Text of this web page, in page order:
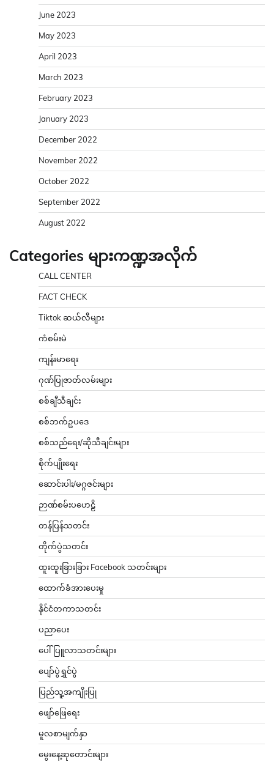
June 2023
May 2023
April 2023
March 2023
February 2023
January 2023
December 2022
November 2022
October 2022
September 2022
August 2022
Categories များကဏ္ဍအလိုက်
CALL CENTER
FACT CHECK
Tiktok ဆယ်လီများ
ကံစမ်းမဲ
ကျန်းမာရေး
ဂုဏ်ပြုဇာတ်လမ်းများ
စစ်ချီသီချင်း
စစ်ဘက်ဥပဒေ
စစ်သည်ရေး/ဆိုသီချင်းများ
စိုက်ပျိုးရေး
ဆောင်းပါး/မဂ္ဂဇင်းများ
ဉာဏ်စမ်းပဟေဠိ
တန်ပြန်သတင်း
တိုက်ပွဲသတင်း
ထူးထူးခြားခြား Facebook သတင်းများ
ထောက်ခံအားပေးမှု
နိုင်ငံတကာသတင်း
ပညာပေး
ပေါ်ပြူလာသတင်းများ
ပျော်ပွဲရွှင်ပွဲ
ပြည်သူ့အကျိုးပြု
ဖျော်ဖြေရေး
မူလစာမျက်နှာ
မွေးနေ့ဆုတောင်းများ